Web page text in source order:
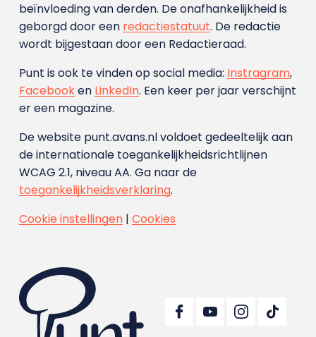
beïnvloeding van derden. De onafhankelijkheid is
geborgd door een redactiestatuut. De redactie
wordt bijgestaan door een Redactieraad.
Punt is ook te vinden op social media: Instragram,
Facebooken LinkedIn. Een keer per jaar verschijnt
er een magazine.
De website punt.avans.nl voldoet gedeeltelijk aan
de internationale toegankelijkheidsrichtlijnen
WCAG 2.1, niveau AA. Ga naar de
toegankelijkheidsverklaring.
Cookie instellingen| Cookies